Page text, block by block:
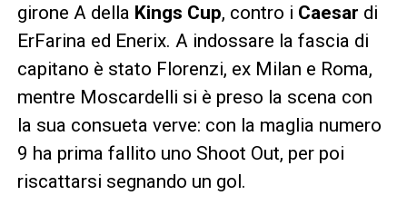
girone A della Kings Cup, contro i Caesar di
ErFarina ed Enerix. A indossare la fascia di
capitano è stato Florenzi, ex Milan e Roma,
mentre Moscardelli si è preso la scena con
la sua consueta verve: con la maglia numero
9 ha prima fallito uno Shoot Out, per poi
riscattarsi segnando un gol.